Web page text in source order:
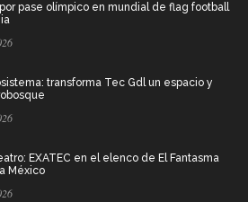
pase olímpico en mundial de flag football
transforma Tec Gdl un espacio y
EXATEC en el elenco de El Fantasma
México